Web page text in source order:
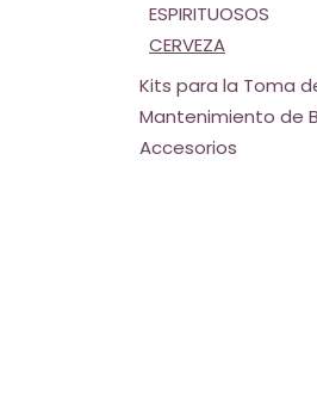
ESPIRITUOSOS
CERVEZA
Kits para la Toma
Mantenimiento de
Accesorios